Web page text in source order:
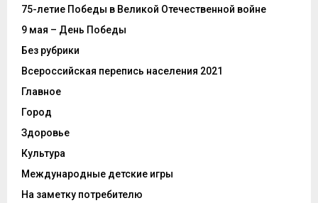
75-летие Победы в Великой Отечественной войне
9 мая – День Победы
Без рубрики
Всероссийская перепись населения 2021
Главное
Город
Здоровье
Культура
Международные детские игры
На заметку потребителю